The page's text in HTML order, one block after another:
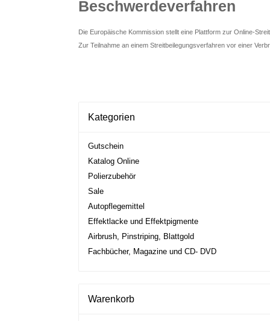
Beschwerdeverfahren
Die Europäische Kommission stellt eine Plattform zur Online-
Zur Teilnahme an einem Streitbeilegungsverfahren vor einer
Kategorien
Gutschein
Katalog Online
Polierzubehör
Sale
Autopflegemittel
Effektlacke und Effektpigmente
Airbrush, Pinstriping, Blattgold
Fachbücher, Magazine und CD- DVD
Warenkorb